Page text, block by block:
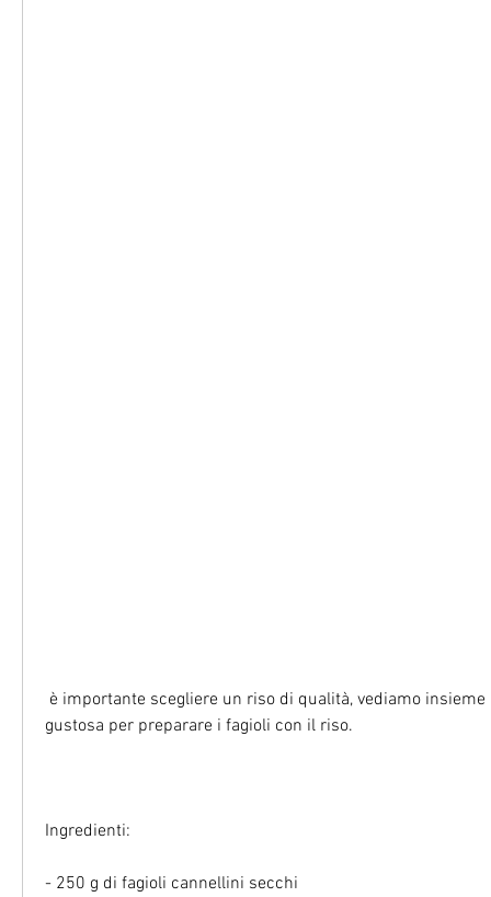
gustosa per preparare i fagioli con il riso.
Ingredienti:
- 250 g di fagioli cannellini secchi